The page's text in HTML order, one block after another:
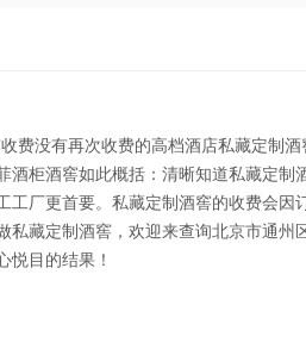
费没有再次收费的高档酒店私藏定制
柜酒窖如此概括：清晰知道私藏定制
工厂更首要。私藏定制酒窖的收费会
私藏定制酒窖，欢迎来查询北京市通
悦目的结果！